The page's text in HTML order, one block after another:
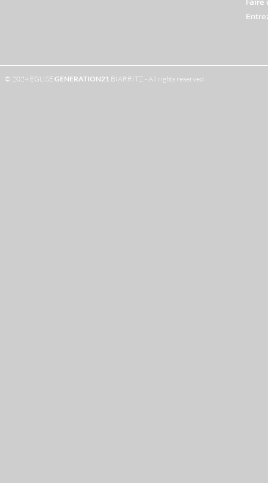
© 2024 EGLISE GENERATION21 BIARRITZ - All rights reserved